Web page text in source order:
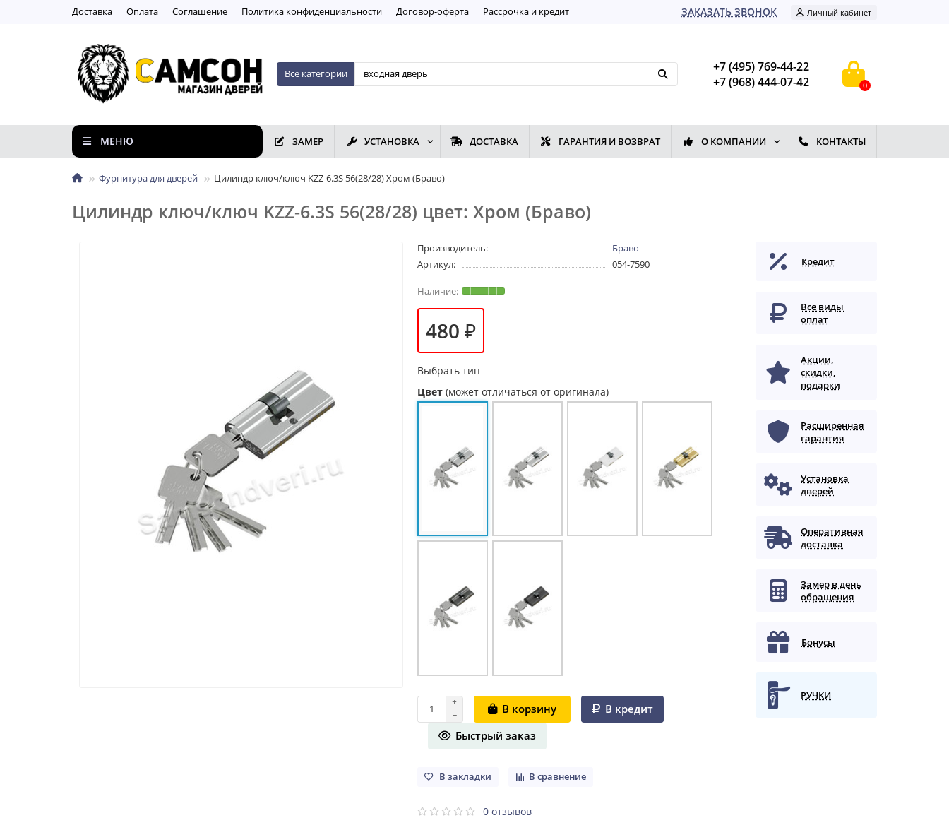
Доставка Оплата Соглашение Пoлитикa кoнфидeнциaльнoсти Договор-оферта Рассрочка и кредит ЗАКАЗАТЬ ЗВОНОК Личный кабинет
Все категории
+7 (495) 769-44-22
+7 (968) 444-07-42
0
МЕНЮ ЗАМЕР УСТАНОВКА ДОСТАВКА ГАРАНТИЯ И ВОЗВРАТ О КОМПАНИИ КОНТАКТЫ
Фурнитура для дверей Цилиндр ключ/ключ KZZ-6.3S 56(28/28) Хром (Браво)
Цилиндр ключ/ключ KZZ-6.3S 56(28/28) цвет: Хром (Браво)
Производитель:
Браво
Артикул:
054-7590
480 ₽
Выбрать тип
Цвет (может отличаться от оригинала)
В корзину
В кредит
Быстрый заказ
В закладки В сравнение
0 отзывов
Кредит
Все виды
оплат
Акции,
скидки,
подарки
Расширенная
гарантия
Установка
дверей
Оперативная
доставка
Замер в день
обращения
Бонусы
РУЧКИ